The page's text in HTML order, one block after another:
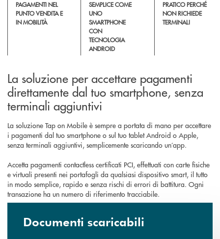
PAGAMENTI NEL
PUNTO VENDITA E
IN MOBILITÀ
SEMPLICE COME
UNO
SMARTPHONE
CON
TECNOLOGIA
ANDROID
PRATICO PERCHÉ
NON RICHIEDE
TERMINALI
La soluzione per accettare pagamenti
direttamente dal tuo smartphone, senza
terminali aggiuntivi
La soluzione Tap on Mobile è sempre a portata di mano per accettare
i pagamenti dal tuo smartphone o sul tuo tablet Android o Apple,
senza terminali aggiuntivi, semplicemente scaricando un’app.
Accetta pagamenti contactless certificati PCI, effettuati con carte fisiche
e virtuali presenti nei portafogli da qualsiasi dispositivo smart, il tutto
in modo semplice, rapido e senza rischi di errori di battitura. Ogni
transazione ha un numero di riferimento tracciabile.
Documenti scaricabili